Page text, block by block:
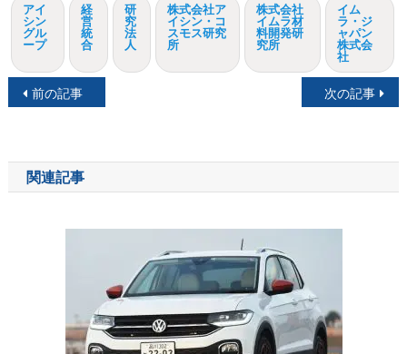
アイ
シン
グル
ープ
経
営
統
合
研
究
法
人
株式会社ア
イシン・コ
スモス研究
所
株式会社
イムラ材
料開発研
究所
イム
ラ・ジ
ャパン
株式会
社
投
ナ
ビ
前の記事 次の記事
関連記事